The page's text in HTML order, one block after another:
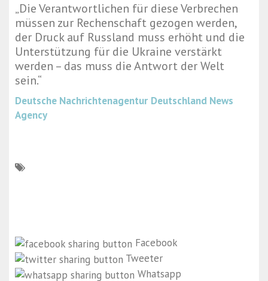
„Die Verantwortlichen für diese Verbrechen
müssen zur Rechenschaft gezogen werden,
der Druck auf Russland muss erhöht und die
Unterstützung für die Ukraine verstärkt
werden – das muss die Antwort der Welt
sein.“
Deutsche Nachrichtenagentur Deutschland News
Agency
Facebook
Tweeter
Whatsapp